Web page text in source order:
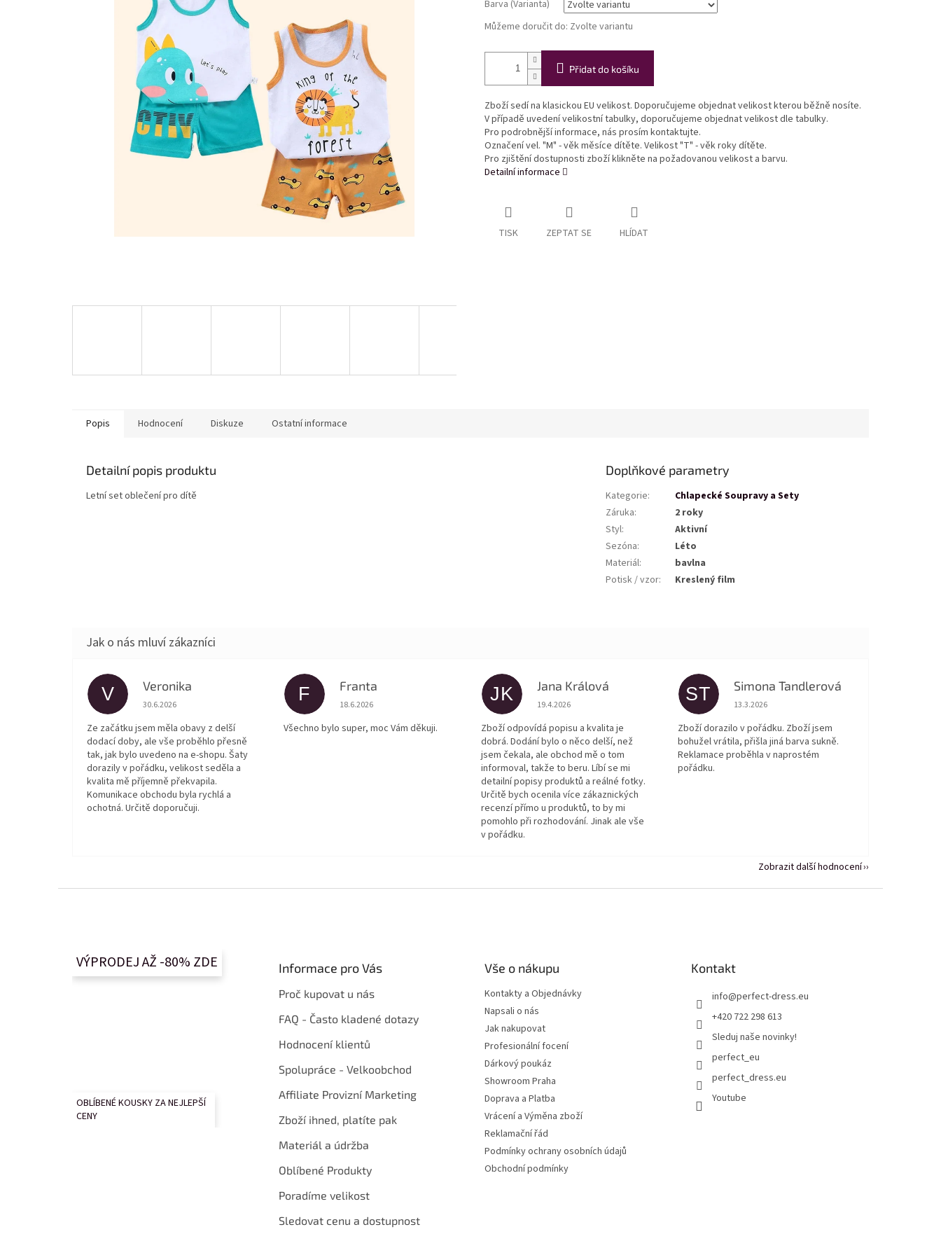
Barva (Varianta)
Můžeme doručit do: Zvolte variantu
Přidat do košíku
Zboží sedí na klasickou EU velikost. Doporučujeme objednat velikost kterou běžně nosíte.
V případě uvedení velikostní tabulky, doporučujeme objednat velikost dle tabulky.
Pro podrobnější informace, nás prosím kontaktujte.
Označení vel. "M" - věk měsíce dítěte. Velikost "T" - věk roky dítěte.
Pro zjištění dostupnosti zboží klikněte na požadovanou velikost a barvu.
Detailní informace
TISK ZEPTAT SE HLÍDAT
Popis Hodnocení Diskuze Ostatní informace
Detailní popis produktu
Letní set oblečení pro dítě
Doplňkové parametry
Kategorie:
Chlapecké Soupravy a Sety
Záruka:
2 roky
Styl:
Aktivní
Sezóna:
Léto
Materiál:
bavlna
Potisk / vzor: Kreslený film
V Veronika
Hodnocení obchodu je 5 z 5 hvězdiček.
30.6.2026
Ze začátku jsem měla obavy z delší
dodací doby, ale vše proběhlo přesně
tak, jak bylo uvedeno na e-shopu. Šaty
dorazily v pořádku, velikost seděla a
kvalita mě příjemně překvapila.
Komunikace obchodu byla rychlá a
ochotná. Určitě doporučuji.
F Franta
Hodnocení obchodu je 5 z 5 hvězdiček.
18.6.2026
Všechno bylo super, moc Vám děkuji.
JK Jana Králová
Hodnocení obchodu je 5 z 5 hvězdiček.
19.4.2026
Zboží odpovídá popisu a kvalita je
dobrá. Dodání bylo o něco delší, než
jsem čekala, ale obchod mě o tom
informoval, takže to beru. Líbí se mi
detailní popisy produktů a reálné fotky.
Určitě bych ocenila více zákaznických
recenzí přímo u produktů, to by mi
pomohlo při rozhodování. Jinak ale vše
v pořádku.
ST Simona Tandlerová
Hodnocení obchodu je 5 z 5 hvězdiček.
13.3.2026
Zboží dorazilo v pořádku. Zboží jsem
bohužel vrátila, přišla jiná barva sukně.
Reklamace proběhla v naprostém
pořádku.
Zobrazit další hodnocení
VÝPRODEJ AŽ -80% ZDE
OBLÍBENÉ KOUSKY ZA NEJLEPŠÍ
CENY
Informace pro Vás
Proč kupovat u nás
FAQ - Často kladené dotazy
Hodnocení klientů
Spolupráce - Velkoobchod
Affiliate Provizní Marketing
Zboží ihned, platíte pak
Materiál a údržba
Oblíbené Produkty
Poradíme velikost
Sledovat cenu a dostupnost
Vše o nákupu
Kontakty a Objednávky
Napsali o nás
Jak nakupovat
Profesionální focení
Dárkový poukáz
Showroom Praha
Doprava a Platba
Vrácení a Výměna zboží
Reklamační řád
Podmínky ochrany osobních údajů
Obchodní podmínky
Kontakt
info@perfect-dress.eu
+420 722 298 613
Sleduj naše novinky!
perfect_eu
perfect_dress.eu
Youtube